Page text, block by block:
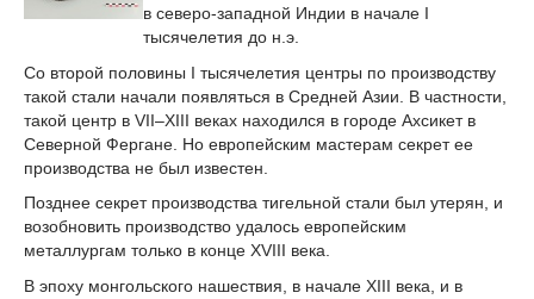
в северо-западной Индии в начале I
тысячелетия до н.э.
Со второй половины I тысячелетия центры по производству
такой стали начали появляться в Средней Азии. В частности,
такой центр в VII–XIII веках находился в городе Ахсикет в
Северной Фергане. Но европейским мастерам секрет ее
производства не был известен.
Позднее секрет производства тигельной стали был утерян, и
возобновить производство удалось европейским
металлургам только в конце XVIII века.
В эпоху монгольского нашествия, в начале XIII века, и в